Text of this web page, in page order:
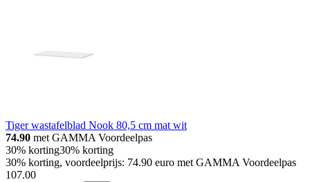
Tiger wastafelblad Nook 80,5 cm mat wit
74.90 met GAMMA Voordeelpas
30% korting30% korting
30% korting, voordeelprijs: 74.90 euro met GAMMA Voordeelpas
107.00